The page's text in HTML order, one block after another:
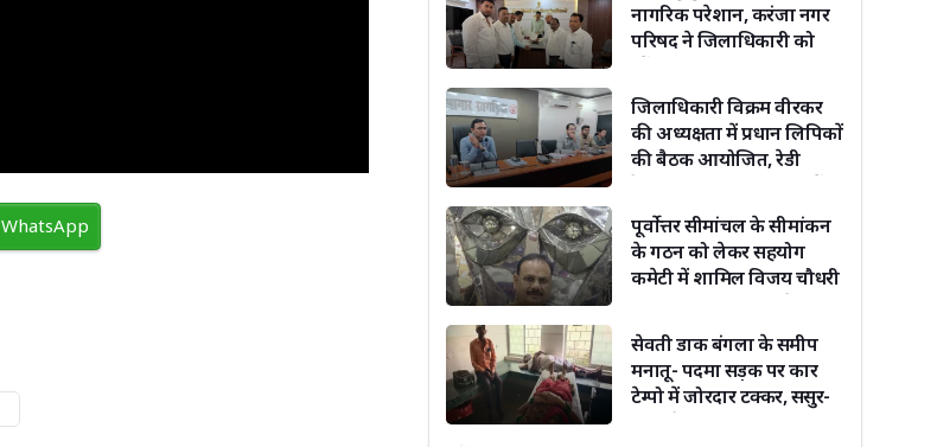
WhatsApp
नागरिक परेशान, करंजा नगर
परिषद ने जिलाधिकारी को
जिलाधिकारी विक्रम वीरकर
की अध्यक्षता में प्रधान लिपिकों
की बैठक आयोजित, रेडी
की समीक्षा
पूर्वोत्तर सीमांचल के सीमांकन
के गठन को लेकर सहयोग
कमेटी में शामिल विजय चौधरी
दिग्विजय सिंह ने दी बधाई
सेवती डाक बंगला के समीप
मनातू- पदमा सड़क पर कार
टेम्पो में जोरदार टक्कर, ससुर-